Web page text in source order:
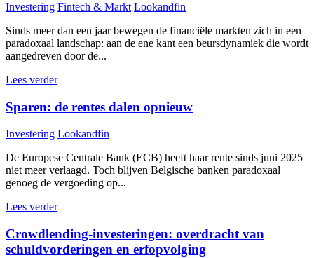
Investering Fintech & Markt Lookandfin
Sinds meer dan een jaar bewegen de financiële markten zich in een
paradoxaal landschap: aan de ene kant een beursdynamiek die wordt
aangedreven door de...
Lees verder
Sparen: de rentes dalen opnieuw
Investering Lookandfin
De Europese Centrale Bank (ECB) heeft haar rente sinds juni 2025
niet meer verlaagd. Toch blijven Belgische banken paradoxaal
genoeg de vergoeding op...
Lees verder
Crowdlending-investeringen: overdracht van
schuldvorderingen en erfopvolging